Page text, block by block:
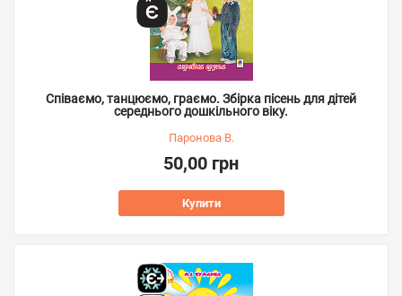
Співаємо, танцюємо, граємо. Збірка пісень для дітей
середнього дошкільного віку.
Паронова В.
50,00 грн
Купити